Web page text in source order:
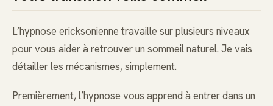
L’hypnose ericksonienne travaille sur plusieurs niveaux
pour vous aider à retrouver un sommeil naturel. Je vais
détailler les mécanismes, simplement.
Premièrement, l’hypnose vous apprend à entrer dans un